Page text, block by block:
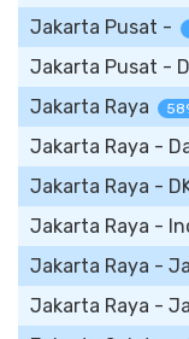
Jakarta Pusat -
Jakarta Pusat -
Jakarta Raya
Jakarta Raya -
Jakarta Raya -
Jakarta Raya -
Jakarta Raya -
Jakarta Raya -